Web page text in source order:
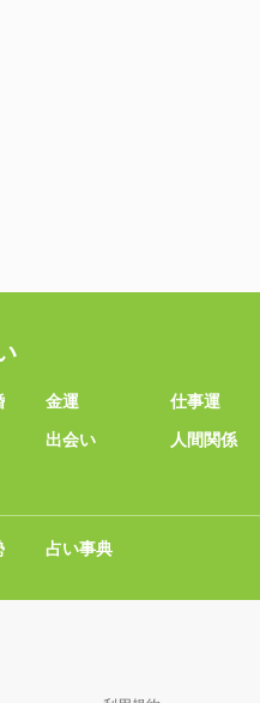
金運
仕事運
出会い
人間関係
占い事典